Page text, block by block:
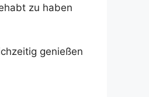
zu haben
genießen